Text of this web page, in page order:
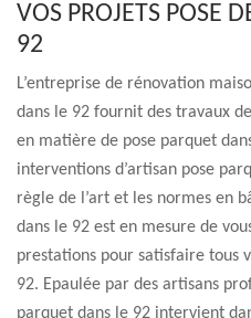
VOS PROJETS POSE
92
L’entreprise de rénovation
dans le 92 fournit des travaux
en matière de pose parquet
interventions d’artisan pose
règle de l’art et les normes en
dans le 92 est en mesure de
prestations pour satisfaire tous
92. Epaulée par des artisans
parquet dans le 92 intervient